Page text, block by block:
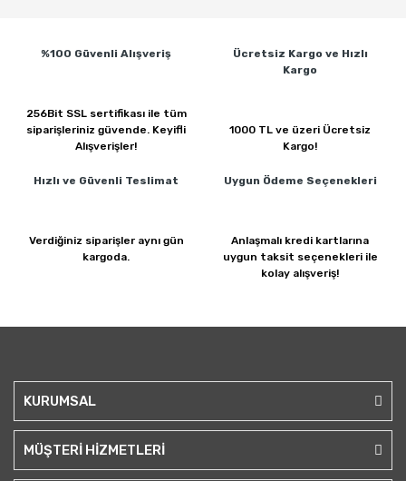
%100 Güvenli Alışveriş
256Bit SSL sertifikası ile tüm
siparişleriniz güvende. Keyifli
Alışverişler!
Ücretsiz Kargo ve Hızlı
Kargo
1000 TL ve üzeri Ücretsiz
Kargo!
Hızlı ve Güvenli Teslimat
Verdiğiniz siparişler aynı gün
kargoda.
Uygun Ödeme Seçenekleri
Anlaşmalı kredi kartlarına
uygun taksit seçenekleri ile
kolay alışveriş!
KURUMSAL
MÜŞTERİ HİZMETLERİ